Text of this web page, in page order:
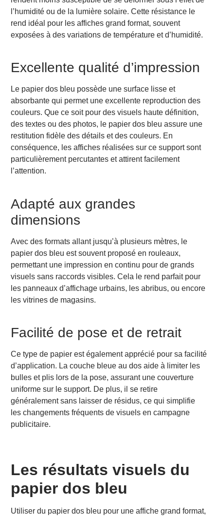
l’humidité ou de la lumière solaire. Cette résistance le
rend idéal pour les affiches grand format, souvent
exposées à des variations de température et d’humidité.
Excellente qualité d’impression
Le papier dos bleu possède une surface lisse et
absorbante qui permet une excellente reproduction des
couleurs. Que ce soit pour des visuels haute définition,
des textes ou des photos, le papier dos bleu assure une
restitution fidèle des détails et des couleurs. En
conséquence, les affiches réalisées sur ce support sont
particulièrement percutantes et attirent facilement
l’attention.
Adapté aux grandes
dimensions
Avec des formats allant jusqu’à plusieurs mètres, le
papier dos bleu est souvent proposé en rouleaux,
permettant une impression en continu pour de grands
visuels sans raccords visibles. Cela le rend parfait pour
les panneaux d’affichage urbains, les abribus, ou encore
les vitrines de magasins.
Facilité de pose et de retrait
Ce type de papier est également apprécié pour sa facilité
d’application. La couche bleue au dos aide à limiter les
bulles et plis lors de la pose, assurant une couverture
uniforme sur le support. De plus, il se retire
généralement sans laisser de résidus, ce qui simplifie
les changements fréquents de visuels en campagne
publicitaire.
Les résultats visuels du
papier dos bleu
Utiliser du papier dos bleu pour une affiche grand format,